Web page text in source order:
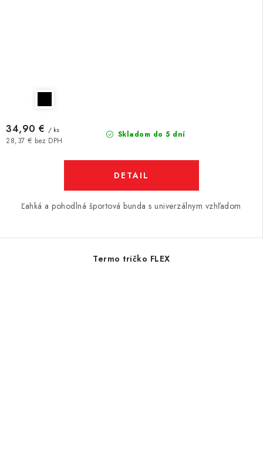
Skladom do 5 dní
28,37 € bez DPH
34,90 € / ks
DETAIL
Ľahká a pohodlná športová bunda s univerzálnym vzhľadom
Termo tričko FLEX